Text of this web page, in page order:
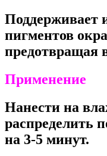
Поддерживает
пигментов
предотвращая
Применение
Нанести на
распределить
на 3-5 минут.